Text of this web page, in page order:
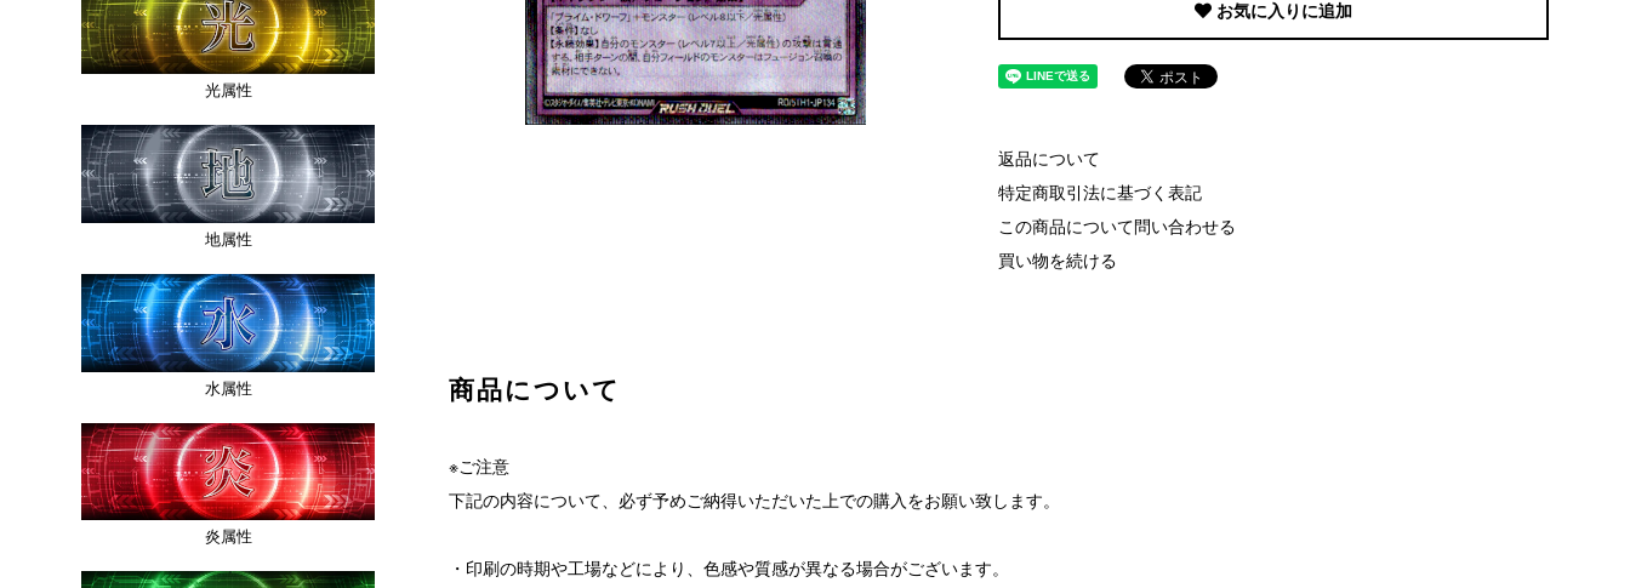
お気に入りに追加
返品について
特定商取引法に基づく表記
この商品について問い合わせる
買い物を続ける
商品について
※ご注意
下記の内容について、必ず予めご納得いただいた上での購入をお願い致します。
・印刷の時期や工場などにより、色感や質感が異なる場合がございます。
光属性
地属性
水属性
炎属性